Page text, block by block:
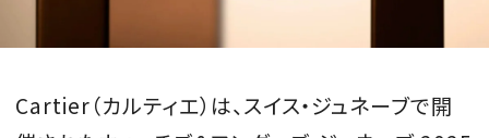
Cartier（カルティエ）は、スイス・ジュネーブで開